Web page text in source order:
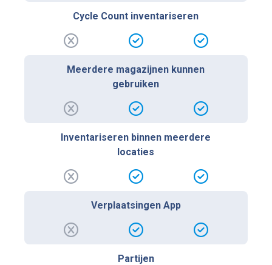
Cycle Count inventariseren
Meerdere magazijnen kunnen
gebruiken
Inventariseren binnen meerdere
locaties
Verplaatsingen App
Partijen